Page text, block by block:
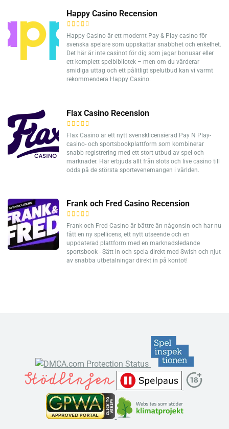
Happy Casino Recension
Happy Casino är ett modernt Pay & Play-casino för
svenska spelare som uppskattar snabbhet och enkelhet.
Det här är inte casinot för dig som jagar bonusar eller
ett komplett spelbibliotek – men om du värderar
smidiga uttag och ett pålitligt spelutbud kan vi varmt
rekommendera Happy Casino.
Flax Casino Recension
Flax Casino är ett nytt svensklicensierad Pay N Play-
casino- och sportsbookplattform som kombinerar
snabb registrering med ett stort utbud av spel och
marknader. Här erbjuds allt från slots och live casino till
odds på de största sportevenemangen i världen.
Frank och Fred Casino Recension
Frank och Fred Casino är bättre än någonsin och har nu
fått en ny spellicens, ett nytt utseende och en
uppdaterad plattform med en marknadsledande
sportsbook - Sätt in och spela direkt med Swish och njut
av snabba utbetalningar direkt in på kontot!